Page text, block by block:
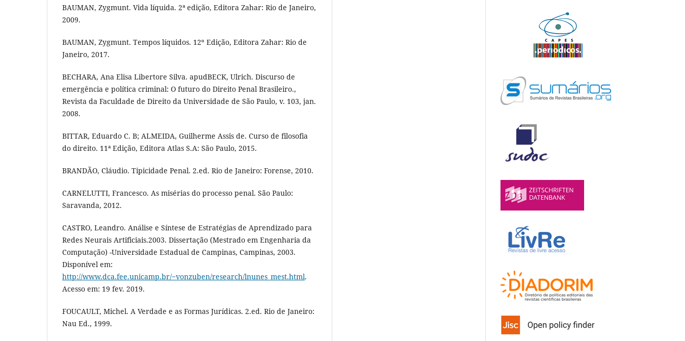
BAUMAN, Zygmunt. Vida líquida. 2ª edição, Editora Zahar: Rio de Janeiro,
2009.
BAUMAN, Zygmunt. Tempos líquidos. 12º Edição, Editora Zahar: Rio de
Janeiro, 2017.
BECHARA, Ana Elisa Libertore Silva. apudBECK, Ulrich. Discurso de
emergência e política criminal: O futuro do Direito Penal Brasileiro.,
Revista da Faculdade de Direito da Universidade de São Paulo, v. 103, jan.
2008.
BITTAR, Eduardo C. B; ALMEIDA, Guilherme Assis de. Curso de filosofia
do direito. 11ª Edição, Editora Atlas S.A: São Paulo, 2015.
BRANDÃO, Cláudio. Tipicidade Penal. 2.ed. Rio de Janeiro: Forense, 2010.
CARNELUTTI, Francesco. As misérias do processo penal. São Paulo:
Saravanda, 2012.
CASTRO, Leandro. Análise e Síntese de Estratégias de Aprendizado para
Redes Neurais Artificiais.2003. Dissertação (Mestrado em Engenharia da
Computação) -Universidade Estadual de Campinas, Campinas, 2003.
Disponível em:
http://www.dca.fee.unicamp.br/~vonzuben/research/lnunes_mest.html.
Acesso em: 19 fev. 2019.
FOUCAULT, Michel. A Verdade e as Formas Jurídicas. 2.ed. Rio de Janeiro:
Nau Ed., 1999.